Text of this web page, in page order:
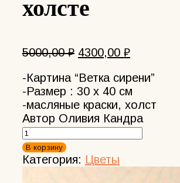
5000,00₽ Первоначальная
составляла
5000,00 ₽.
4300,00 ₽Текущая
4300,00 ₽.
-Картина “Ветка сирени”
-Размер : 30 х 40 см
-масляные краски, холст
Автор Оливия Кандра
Количество
товара
Картина
В корзину
Категория: Цветы